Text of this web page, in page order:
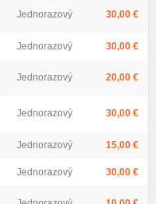
Jednorazový 30,00 €
Jednorazový 30,00 €
Jednorazový 20,00 €
Jednorazový 30,00 €
Jednorazový 15,00 €
Jednorazový 30,00 €